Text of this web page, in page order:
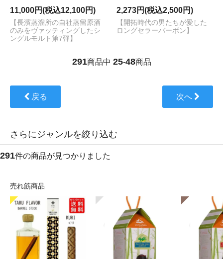
11,000円(税込12,100円)
【長濱蒸溜所の自社蒸留原酒
のみをヴァッティングしたシ
ングルモルト第7弾】
2,273円(税込2,500円)
【開拓時代の男たちが愛した
ロングセラーバーボン】
291商品中 25-48商品
戻る 次へ
さらにジャンルを絞り込む
291件の商品が見つかりました
売れ筋商品